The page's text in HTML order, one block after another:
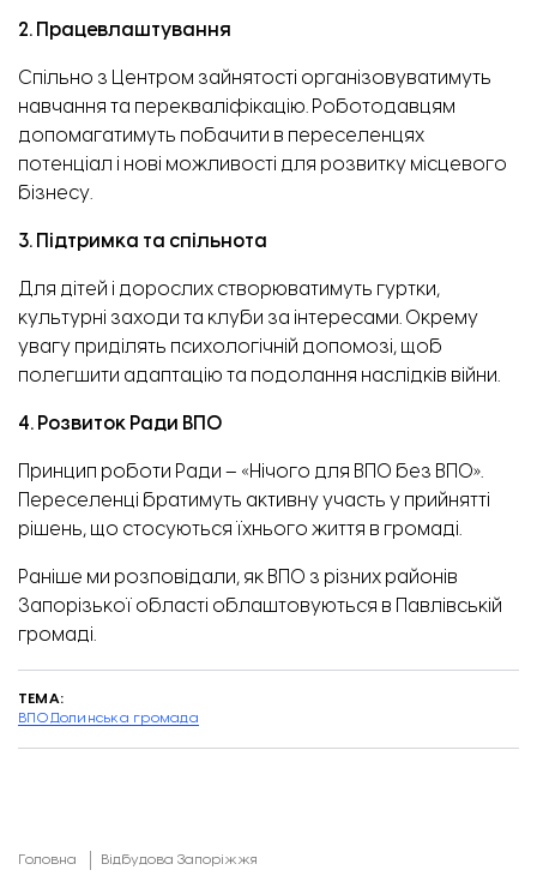
2. Працевлаштування
Спільно з Центром зайнятості організовуватимуть
навчання та перекваліфікацію. Роботодавцям
допомагатимуть побачити в переселенцях
потенціал і нові можливості для розвитку місцевого
бізнесу.
3. Підтримка та спільнота
Для дітей і дорослих створюватимуть гуртки,
культурні заходи та клуби за інтересами. Окрему
увагу приділять психологічній допомозі, щоб
полегшити адаптацію та подолання наслідків війни.
4. Розвиток Ради ВПО
Принцип роботи Ради – «Нічого для ВПО без ВПО».
Переселенці братимуть активну участь у прийнятті
рішень, що стосуються їхнього життя в громаді.
Раніше ми розповідали, як ВПО з різних районів
Запорізької області облаштовуються в Павлівській
громаді.
ТЕМА:
ВПОДолинська громада
Головна Відбудова Запоріжжя